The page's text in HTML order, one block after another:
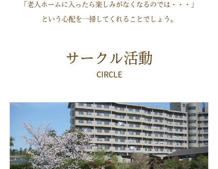
「老人ホームに入ったら楽しみがなくなるのでは・・・」
という心配を一掃してくれることでしょう。
サークル活動
CIRCLE